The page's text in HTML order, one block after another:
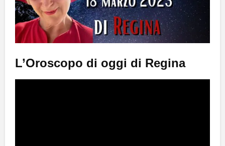
L’Oroscopo di oggi di Regina